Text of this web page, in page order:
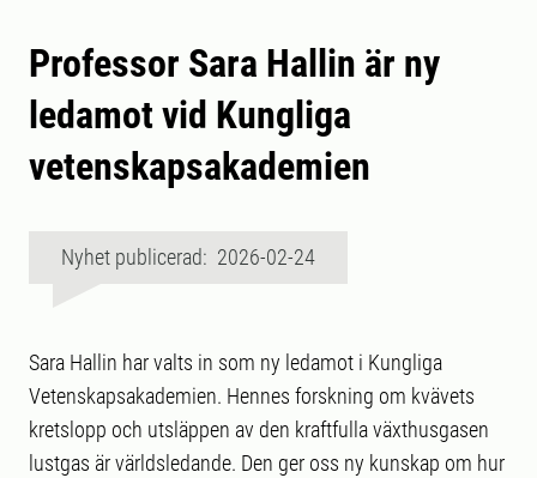
Professor Sara Hallin är ny
ledamot vid Kungliga
vetenskapsakademien
Nyhet publicerad: 2026-02-24
Sara Hallin har valts in som ny ledamot i Kungliga
Vetenskapsakademien. Hennes forskning om kvävets
kretslopp och utsläppen av den kraftfulla växthusgasen
lustgas är världsledande. Den ger oss ny kunskap om hur